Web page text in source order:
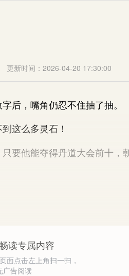
更新时间：2026-04-20 17:30:00
，嘴角仍忍不住抽了抽。
这么多灵石！
要他能夺得丹道大会前十，
读专属内容
面点击左上角扫一扫，
广告阅读